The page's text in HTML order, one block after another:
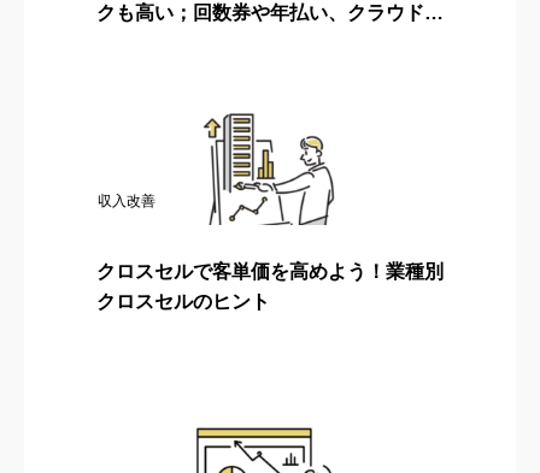
クも高い；回数券や年払い、クラウドフ
収入改善
クロスセルで客単価を高めよう！業種別
クロスセルのヒント